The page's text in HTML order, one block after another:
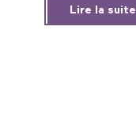
Lire la suite